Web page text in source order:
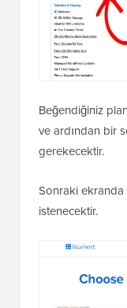
Beğendiğiniz
ve ardından bir
gerekecektir.
Sonraki ekranda
istenecektir.